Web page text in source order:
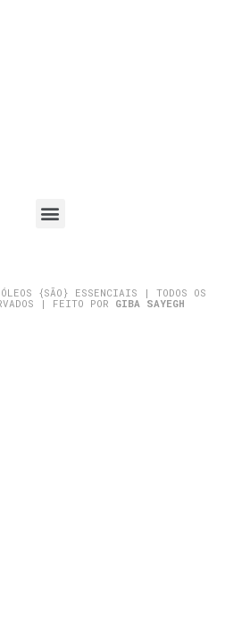
{SÃO} ESSENCIAIS | TODOS OS
| FEITO POR GIBA SAYEGH